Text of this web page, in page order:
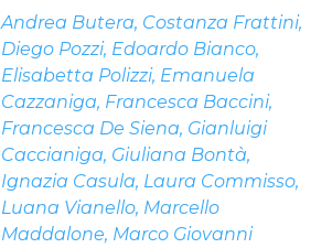
Andrea Butera, Costanza Frattini,
Diego Pozzi, Edoardo Bianco,
Elisabetta Polizzi, Emanuela
Cazzaniga, Francesca Baccini,
Francesca De Siena, Gianluigi
Caccianiga, Giuliana Bontà,
Ignazia Casula, Laura Commisso,
Luana Vianello, Marcello
Maddalone, Marco Giovanni